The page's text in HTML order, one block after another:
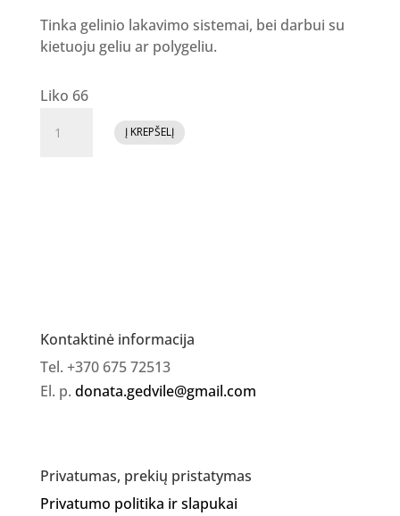
Tinka gelinio lakavimo sistemai, bei darbui su
kietuoju geliu ar polygeliu.
Liko 66
kiekis:
Į KREPŠELĮ
Kontaktinė informacija
Tel. +370 675 72513
El. p. donata.gedvile@gmail.com
Privatumas, prekių pristatymas
Privatumo politika ir slapukai